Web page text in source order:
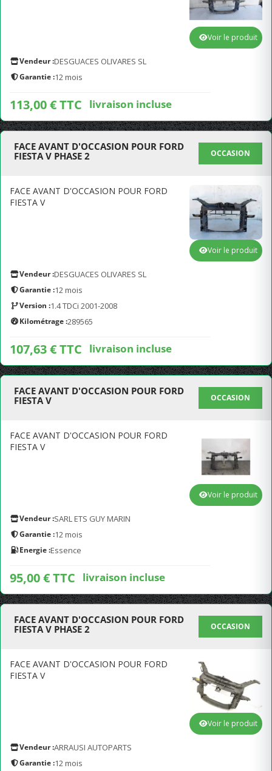
Vendeur :DESGUACES OLIVARES SL
Garantie :12 mois
113,00 € TTC livraison incluse
Voir le produit
FACE AVANT D'OCCASION POUR FORD
FIESTA V PHASE 2
OCCASION
FACE AVANT D'OCCASION POUR FORD
FIESTA V
Vendeur :DESGUACES OLIVARES SL
Garantie :12 mois
Version :1.4 TDCi 2001-2008
Kilométrage :289565
107,63 € TTC livraison incluse
Voir le produit
FACE AVANT D'OCCASION POUR FORD
FIESTA V
OCCASION
FACE AVANT D'OCCASION POUR FORD
FIESTA V
Vendeur :SARL ETS GUY MARIN
Garantie :12 mois
Energie :Essence
95,00 € TTC livraison incluse
Voir le produit
FACE AVANT D'OCCASION POUR FORD
FIESTA V PHASE 2
OCCASION
FACE AVANT D'OCCASION POUR FORD
FIESTA V
Vendeur :ARRAUSI AUTOPARTS
Garantie :12 mois
Voir le produit